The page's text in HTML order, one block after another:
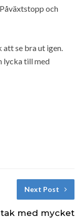
och
se bra ut igen.
lycka till med
Next Post
med mycket